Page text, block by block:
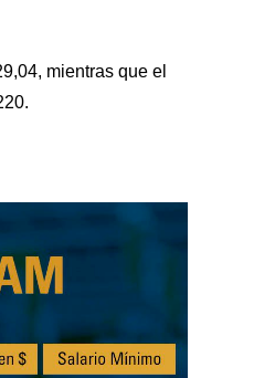
mientras que el